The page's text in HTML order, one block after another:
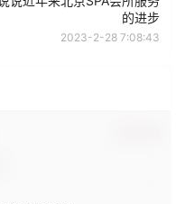
的进步
2023-2-28 7:08:43